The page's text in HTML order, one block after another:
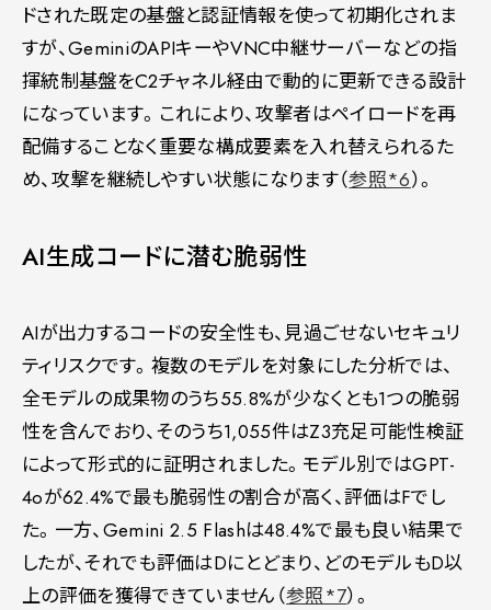
ドされた既定の基盤と認証情報を使って初期化されま
すが、GeminiのAPIキーやVNC中継サーバーなどの指
揮統制基盤をC2チャネル経由で動的に更新できる設計
になっています。これにより、攻撃者はペイロードを再
配備することなく重要な構成要素を入れ替えられるた
め、攻撃を継続しやすい状態になります（参照*6）。
AI生成コードに潜む脆弱性
AIが出力するコードの安全性も、見過ごせないセキュリ
ティリスクです。複数のモデルを対象にした分析では、
全モデルの成果物のうち55.8%が少なくとも1つの脆弱
性を含んでおり、そのうち1,055件はZ3充足可能性検証
によって形式的に証明されました。モデル別ではGPT-
4oが62.4%で最も脆弱性の割合が高く、評価はFでし
た。一方、Gemini 2.5 Flashは48.4%で最も良い結果で
したが、それでも評価はDにとどまり、どのモデルもD以
上の評価を獲得できていません（参照*7）。